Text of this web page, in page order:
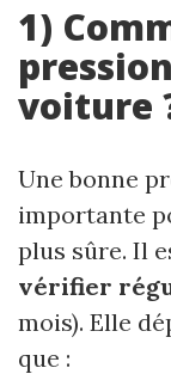
1)
voiture
Une bonne
importante
plus sûre. Il
vérifier
mois). Elle
que :